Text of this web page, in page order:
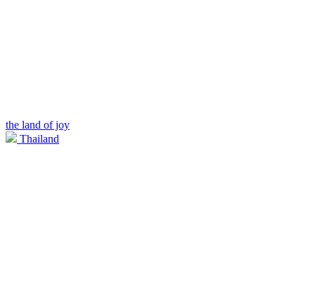
the land of joy
Thailand